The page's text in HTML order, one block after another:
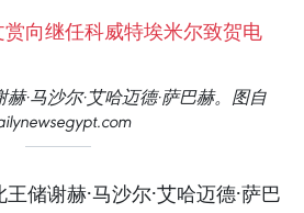
·马沙尔·艾哈迈德·萨巴赫。图自
储谢赫·马沙尔·艾哈迈德·萨巴